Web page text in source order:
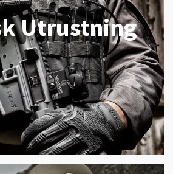
Utrustning